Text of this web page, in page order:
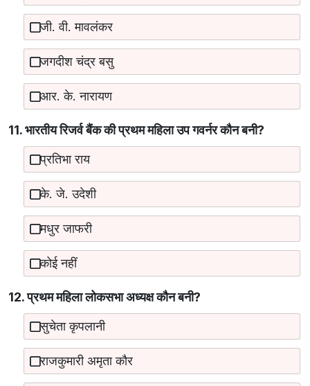
जी. वी. मावलंकर
जगदीश चंद्र बसु
आर. के. नारायण
11. भारतीय रिजर्व बैंक की प्रथम महिला उप गवर्नर कौन बनी?
प्रतिभा राय
के. जे. उदेशी
मधुर जाफरी
कोई नहीं
12. प्रथम महिला लोकसभा अध्यक्ष कौन बनी?
सुचेता कृपलानी
राजकुमारी अमृता कौर